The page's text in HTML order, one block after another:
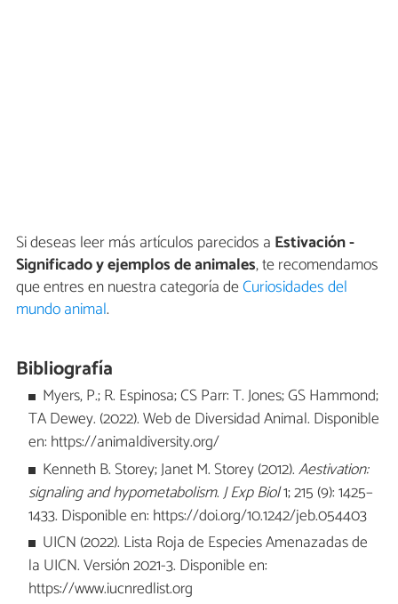
Si deseas leer más artículos parecidos a Estivación -
Significado y ejemplos de animales, te recomendamos
que entres en nuestra categoría deCuriosidades del
mundo animal.
Bibliografía
Myers, P.; R. Espinosa; CS Parr: T. Jones; GS Hammond;
TA Dewey. (2022). Web de Diversidad Animal. Disponible
en: https://animaldiversity.org/
Kenneth B. Storey; Janet M. Storey (2012).Aestivation:
signaling and hypometabolism.J Exp Biol1; 215 (9): 1425–
1433. Disponible en: https://doi.org/10.1242/jeb.054403
UICN (2022). Lista Roja de Especies Amenazadas de
la UICN. Versión 2021-3. Disponible en:
https://www.iucnredlist.org